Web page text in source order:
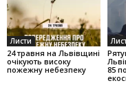
Листи
24 травня на Львівщині
очікують високу
пожежну небезпеку
85